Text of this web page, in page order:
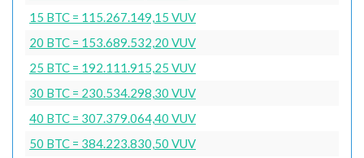
15 BTC = 115.267.149,15 VUV
20 BTC = 153.689.532,20 VUV
25 BTC = 192.111.915,25 VUV
30 BTC = 230.534.298,30 VUV
40 BTC = 307.379.064,40 VUV
50 BTC = 384.223.830,50 VUV